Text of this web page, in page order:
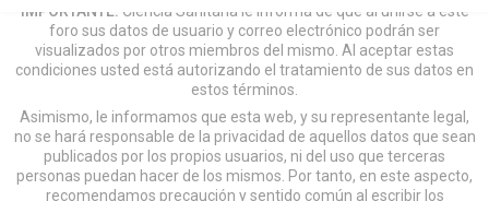
IMPORTANTE: Ciencia Sanitaria le informa de que al unirse a este
foro sus datos de usuario y correo electrónico podrán ser
visualizados por otros miembros del mismo. Al aceptar estas
condiciones usted está autorizando el tratamiento de sus datos en
estos términos.
Asimismo, le informamos que esta web, y su representante legal,
no se hará responsable de la privacidad de aquellos datos que sean
publicados por los propios usuarios, ni del uso que terceras
personas puedan hacer de los mismos. Por tanto, en este aspecto,
recomendamos precaución y sentido común al escribir los